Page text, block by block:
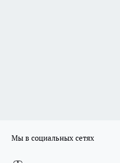
Мы в социальных сетях